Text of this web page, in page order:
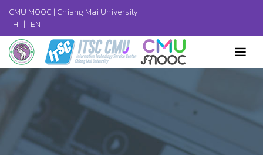
CMU MOOC | Chiang Mai University
TH | EN